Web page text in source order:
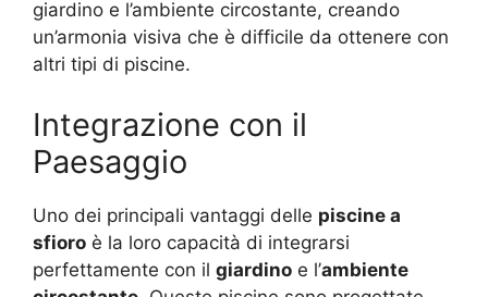
giardino e l’ambiente circostante, creando
un’armonia visiva che è difficile da ottenere con
altri tipi di piscine.
Integrazione con il
Paesaggio
Uno dei principali vantaggi delle piscine a
sfioro è la loro capacità di integrarsi
perfettamente con il giardino e l’ambiente